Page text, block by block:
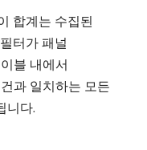
합계는 수집된
터가 패널
블 내에서
과 일치하는 모든
니다.